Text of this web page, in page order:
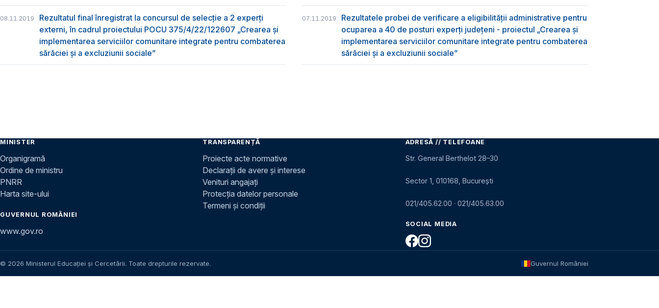
08.11.2019
Rezultatul final înregistrat la concursul de selecție a 2 experți
externi, în cadrul proiectului POCU 375/4/22/122607 „Crearea și
implementarea serviciilor comunitare integrate pentru combaterea
sărăciei și a excluziunii sociale”
07.11.2019
Rezultatele probei de verificare a eligibilității administrative pentru
ocuparea a 40 de posturi experți județeni - proiectul „Crearea și
implementarea serviciilor comunitare integrate pentru combaterea
sărăciei și a excluziunii sociale”
MINISTER
Organigramă
Ordine de ministru
PNRR
Harta site-ului
GUVERNUL ROMÂNIEI
www.gov.ro
TRANSPARENȚĂ
Proiecte acte normative
Declarații de avere și interese
Venituri angajați
Protecția datelor personale
Termeni și condiții
ADRESĂ // TELEFOANE
Str. General Berthelot 28–30
Sector 1, 010168, București
021/405.62.00 · 021/405.63.00
SOCIAL MEDIA
© 2026 Ministerul Educației și Cercetării. Toate drepturile rezervate. Guvernul României